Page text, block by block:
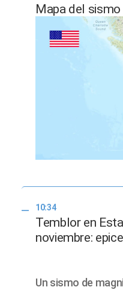
Mapa del
10:34
Temblor en
noviembre:
Un sismo de